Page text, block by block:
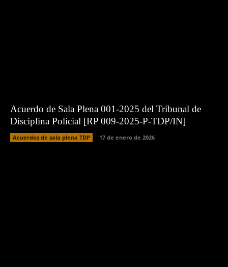
Acuerdo de Sala Plena 001-2025 del Tribunal de
Disciplina Policial [RP 009-2025-P-TDP/IN]
Acuerdos de sala plena TDP 17 de enero de 2026